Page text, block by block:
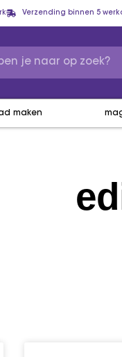
Verzending binnen 5
maken